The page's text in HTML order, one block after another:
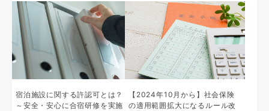
宿泊施設に関する許認可とは？
～安全・安心に合宿研修を実施
【2024年10月から】社会保険
の適用範囲拡大になるルール改